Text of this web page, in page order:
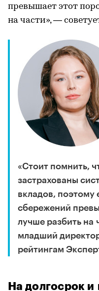
превышает этот
на части», —
«Стоит помнить,
застрахованы
вкладов, поэтому
сбережений
лучше разбить на
младший
рейтингам
На долгосрок и